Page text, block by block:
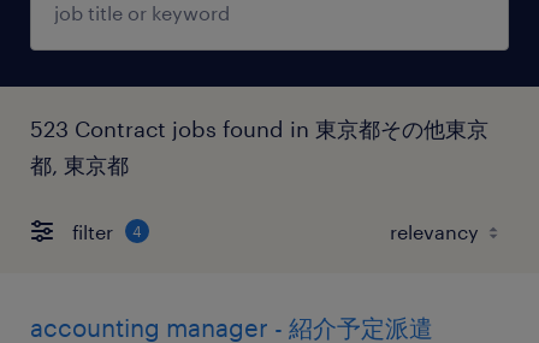
523 Contract jobs found in 東京都その他東京
都, 東京都
filter 4
accounting manager - 紹介予定派遣